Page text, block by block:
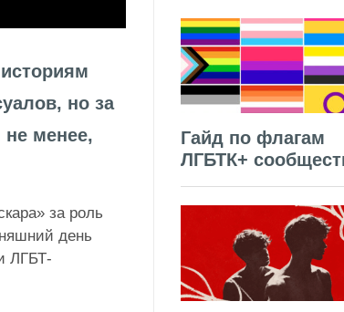
но за
менее,
за роль
день
ЛГБТ-
Гайд по флагам
ЛГБТК+